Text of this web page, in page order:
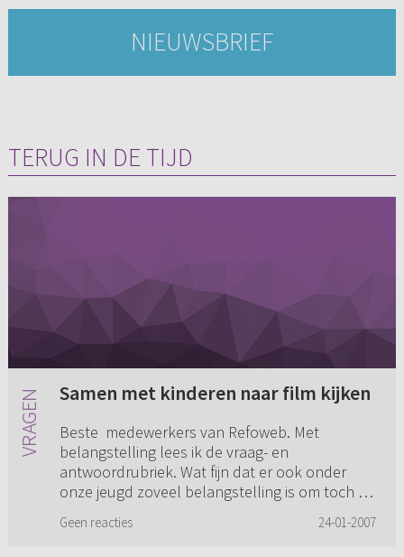
NIEUWSBRIEF
TERUG IN DE TIJD
Samen met kinderen naar film kijken
Beste medewerkers van Refoweb. Met
belangstelling lees ik de vraag- en
antwoordrubriek. Wat fijn dat er ook onder
onze jeugd zoveel belangstelling is om toch te
Geen reacties 24-01-2007